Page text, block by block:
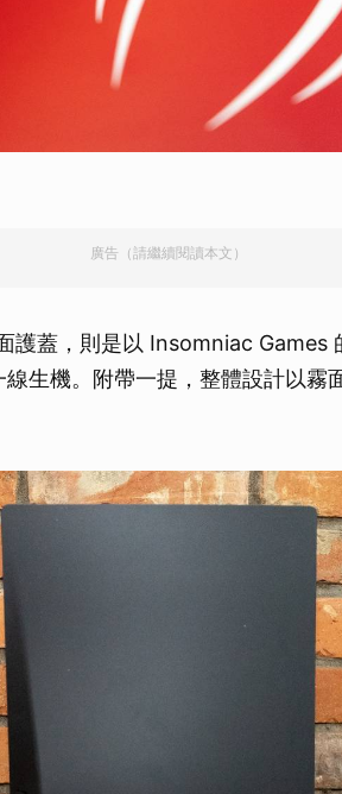
廣告（請繼續閱讀本文）
護蓋，則是以 Insomniac Games
生機。附帶一提，整體設計以霧